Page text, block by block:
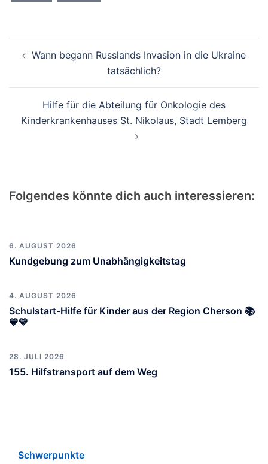
Wann begann Russlands Invasion in die Ukraine
tatsächlich?
Hilfe für die Abteilung für Onkologie des
Kinderkrankenhauses St. Nikolaus, Stadt Lemberg
Folgendes könnte dich auch interessieren:
6. AUGUST 2026
Kundgebung zum Unabhängigkeitstag
4. AUGUST 2026
Schulstart-Hilfe für Kinder aus der Region Cherson 📚
💙💛
28. JULI 2026
155. Hilfstransport auf dem Weg
Schwerpunkte